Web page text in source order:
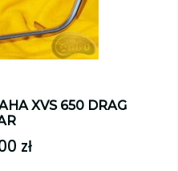
XVS 650 DRAG
zł